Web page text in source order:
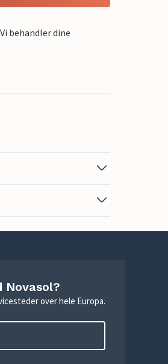
behandler dine
over hele Europa.